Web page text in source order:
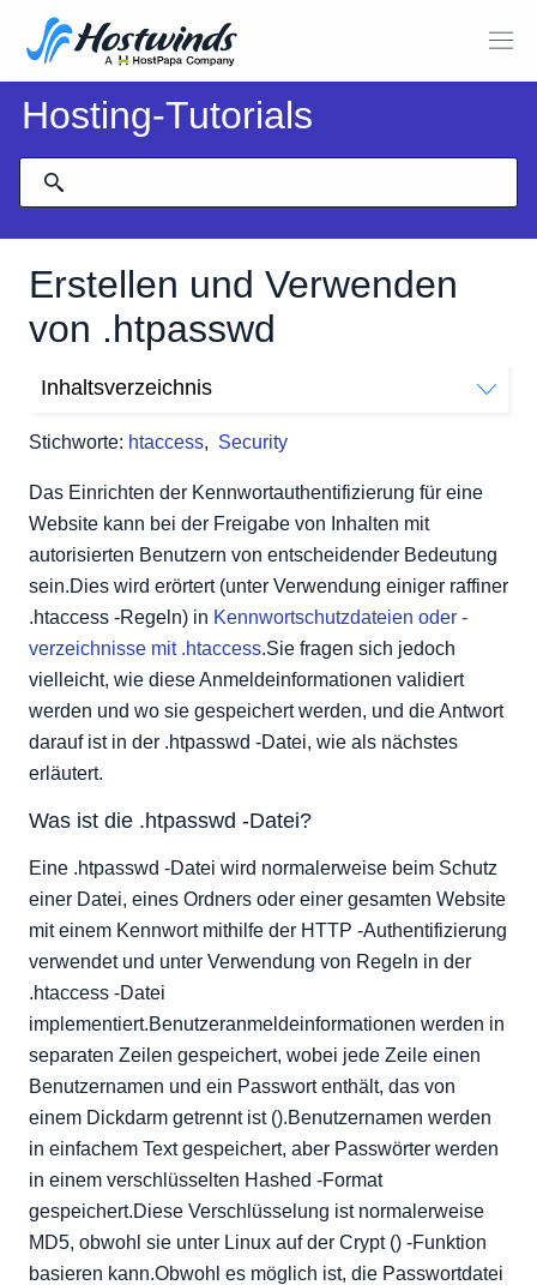
Hosting-Tutorials
Erstellen und Verwenden
von .htpasswd
Stichworte: htaccess, Security
Inhaltsverzeichnis
Wie erstelle ich eine .htpasswd -Datei?
Verwandte Tutorials
Das Einrichten der Kennwortauthentifizierung für eine
Website kann bei der Freigabe von Inhalten mit
autorisierten Benutzern von entscheidender Bedeutung
sein.Dies wird erörtert (unter Verwendung einiger raffiner
.htaccess -Regeln) in Kennwortschutzdateien oder -
verzeichnisse mit .htaccess.Sie fragen sich jedoch
vielleicht, wie diese Anmeldeinformationen validiert
werden und wo sie gespeichert werden, und die Antwort
darauf ist in der .htpasswd -Datei, wie als nächstes
erläutert.
Was ist die .htpasswd -Datei?
Eine .htpasswd -Datei wird normalerweise beim Schutz
einer Datei, eines Ordners oder einer gesamten Website
mit einem Kennwort mithilfe der HTTP -Authentifizierung
verwendet und unter Verwendung von Regeln in der
.htaccess -Datei
implementiert.Benutzeranmeldeinformationen werden in
separaten Zeilen gespeichert, wobei jede Zeile einen
Benutzernamen und ein Passwort enthält, das von
einem Dickdarm getrennt ist ().Benutzernamen werden
in einfachem Text gespeichert, aber Passwörter werden
in einem verschlüsselten Hashed -Format
gespeichert.Diese Verschlüsselung ist normalerweise
MD5, obwohl sie unter Linux auf der Crypt () -Funktion
basieren kann.Obwohl es möglich ist, die Passwortdatei